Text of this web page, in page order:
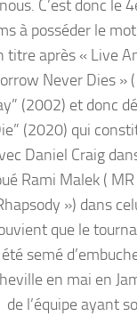
C’est donc le
à posséder le
titre après « Live
Never Dies »
(2002) et donc
(2020) qui
Daniel Craig
Rami Malek (
») dans
que le
semé
en mai en
de l’équipe ayant